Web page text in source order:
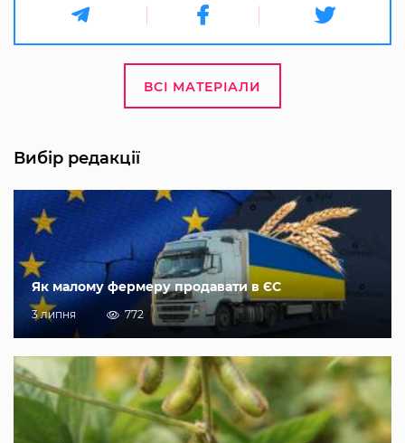
ВСІ МАТЕРІАЛИ
Вибір редакції
Як малому фермеру продавати в ЄС
3 липня 772